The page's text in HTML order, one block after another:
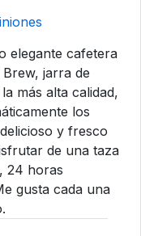
elegante cafetera
jarra de
más alta calidad,
los
y fresco
de una taza
24 horas
gusta cada una